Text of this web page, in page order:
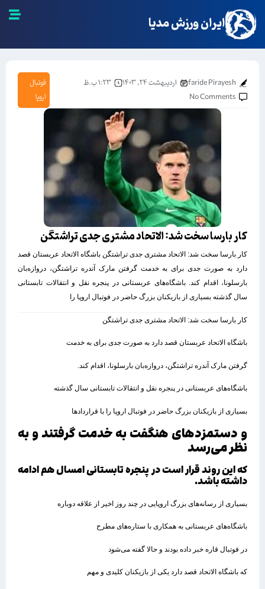
ایران ورزش مدیا
faride Pirayesh اردیبهشت ۲۴, ۱۴۰۳
۱:۲۳ ب.ظ
No Comments
فوتبال
اروپا
کار بارسا سخت شد: الاتحاد مشتری جدی تراشتگن
کار بارسا سخت شد: الاتحاد مشتری جدی تراشتگن باشگاه الاتحاد عربستان قصد
دارد به صورت جدی برای به خدمت گرفتن مارک آندره تراشتگن، دروازه‌بان
بارسلونا، اقدام کند. باشگاه‌های عربستانی در پنجره نقل و انتقالات تابستانی
سال گذشته بسیاری از بازیکنان بزرگ حاضر در فوتبال اروپا را
کار بارسا سخت شد: الاتحاد مشتری جدی تراشتگن
باشگاه الاتحاد عربستان قصد دارد به صورت جدی برای به خدمت
گرفتن مارک آندره تراشتگن، دروازه‌بان بارسلونا، اقدام کند.
باشگاه‌های عربستانی در پنجره نقل و انتقالات تابستانی سال گذشته
بسیاری از بازیکنان بزرگ حاضر در فوتبال اروپا را با قراردادها
و دستمزدهای هنگفت به خدمت گرفتند و به
نظر می‌رسد
که این روند قرار است در پنجره تابستانی امسال هم ادامه
داشته باشد.
بسیاری از رسانه‌های بزرگ اروپایی در چند روز اخیر از علاقه دوباره
باشگاه‌های عربستانی به همکاری با ستاره‌های مطرح
در فوتبال قاره خبر داده بودند و حالا گفته می‌شود
که باشگاه الاتحاد قصد دارد یکی از بازیکنان کلیدی و مهم